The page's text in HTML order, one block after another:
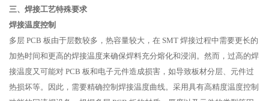
三、焊接工艺特殊要求
焊接温度控制
多层 PCB 板由于层数较多，热容量较大，在 SMT 焊接过程中需要更长的
加热时间和更高的焊接温度来确保焊料充分熔化和浸润。然而，过高的焊
接温度又可能对 PCB 板和电子元件造成损害，如导致板材分层、元件过
热损坏等。因此，需要精确控制焊接温度曲线。采用具有高精度温度控制